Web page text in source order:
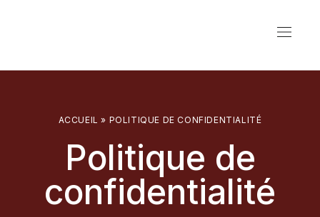
ACCUEIL » POLITIQUE DE CONFIDENTIALITÉ
Politique de
confidentialité